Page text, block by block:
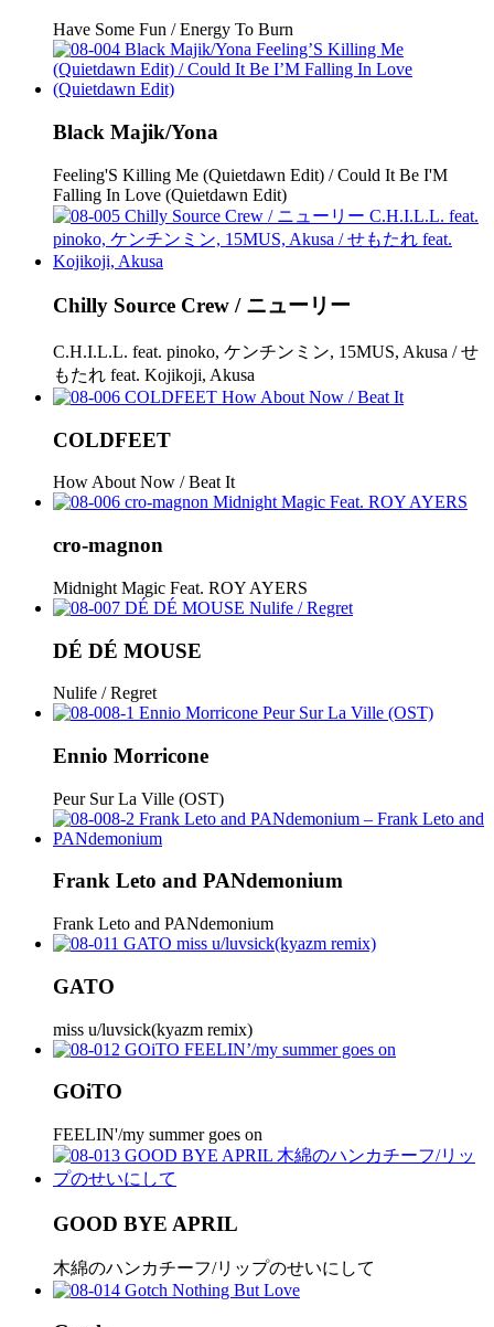
Have Some Fun / Energy To Burn
Black Majik/Yona
Feeling'S Killing Me (Quietdawn Edit) / Could It Be I'M
Falling In Love (Quietdawn Edit)
Chilly Source Crew / ニューリー
C.H.I.L.L. feat. pinoko, ケンチンミン, 15MUS, Akusa / せ
もたれ feat. Kojikoji, Akusa
COLDFEET
How About Now / Beat It
cro-magnon
Midnight Magic Feat. ROY AYERS
DÉ DÉ MOUSE
Nulife / Regret
Ennio Morricone
Peur Sur La Ville (OST)
Frank Leto and PANdemonium
Frank Leto and PANdemonium
GATO
miss u/luvsick(kyazm remix)
GOiTO
FEELIN'/my summer goes on
GOOD BYE APRIL
木綿のハンカチーフ/リップのせいにして